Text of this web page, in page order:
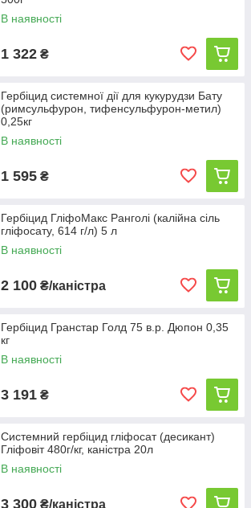
В наявності
1 322 ₴
Гербіцид системної дії для кукурудзи Бату
(римсульфурон, тифенсульфурон-метил)
0,25кг
В наявності
1 595 ₴
Гербіцид ГліфоМакс Ранголі (калійна cіль
гліфocaту, 614 г/л) 5 л
В наявності
2 100 ₴/каністра
Гербіцид Гранстар Голд 75 в.р. Дюпон 0,35
кг
В наявності
3 191 ₴
Системний гербіцид гліфосат (десикант)
Гліфовіт 480г/кг, каністра 20л
В наявності
3 300 ₴/каністра